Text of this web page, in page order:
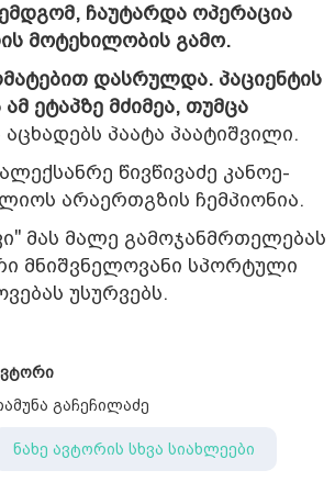
ჩაუტარდა ოპერაცია
მოტეხილობის გამო.
დასრულდა. პაციენტის
ეტაპზე მძიმეა, თუმცა
აცხადებს პაატა პაატიშვილი.
წივწივაძე კანოე-
არაერთგზის ჩემპიონია.
მას მალე გამოჯანმრთელებას
მნიშვნელოვანი სპორტული
უსურვებს.
გაჩეჩილაძე
ნახე ავტორის სხვა სიახლეები